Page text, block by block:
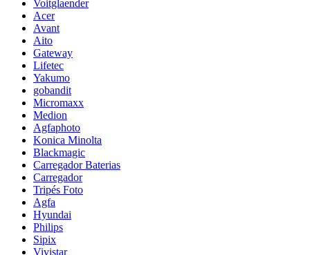
Voitglaender
Acer
Avant
Aito
Gateway
Lifetec
Yakumo
gobandit
Micromaxx
Medion
Agfaphoto
Konica Minolta
Blackmagic
Carregador Baterias
Carregador
Tripés Foto
Agfa
Hyundai
Philips
Sipix
Vivistar